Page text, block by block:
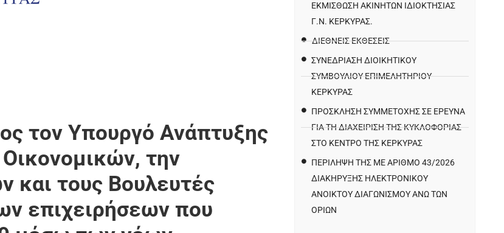
τον Υπουργό Ανάπτυξης
την
και τους Βουλευτές
επιχειρήσεων που
ΕΚΜΊΣΘΩΣΗ ΑΚΙΝΉΤΩΝ ΙΔΙΟΚΤΗΣΊΑΣ
Γ.Ν. ΚΈΡΚΥΡΑΣ.
ΔΙΕΘΝΕΙΣ ΕΚΘΕΣΕΙΣ
ΣΥΝΕΔΡΙΑΣΗ ΔΙΟΙΚΗΤΙΚΟΥ
ΣΥΜΒΟΥΛΙΟΥ ΕΠΙΜΕΛΗΤΗΡΙΟΥ
ΚΕΡΚΥΡΑΣ
ΠΡΌΣΚΛΗΣΗ ΣΥΜΜΕΤΟΧΉΣ ΣΕ ΈΡΕΥΝΑ
ΓΙΑ ΤΗ ΔΙΑΧΕΊΡΙΣΗ ΤΗΣ ΚΥΚΛΟΦΟΡΊΑΣ
ΣΤΟ ΚΈΝΤΡΟ ΤΗΣ ΚΈΡΚΥΡΑΣ
ΠΕΡΙΛΗΨΗ ΤΗΣ ΜΕ ΑΡΙΘΜΟ 43/2026
ΔΙΑΚΗΡΥΞΗΣ ΗΛΕΚΤΡΟΝΙΚΟΥ
ΑΝΟΙΚΤΟΥ ΔΙΑΓΩΝΙΣΜΟΥ ΑΝΩ ΤΩΝ
ΟΡΙΩΝ